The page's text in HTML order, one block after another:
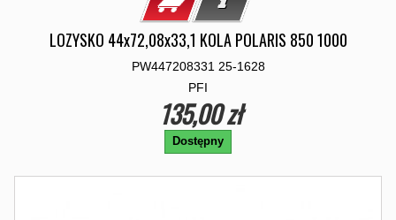
LOZYSKO 44x72,08x33,1 KOLA POLARIS 850 1000
PW447208331 25-1628
PFI
135,00 zł
Dostępny